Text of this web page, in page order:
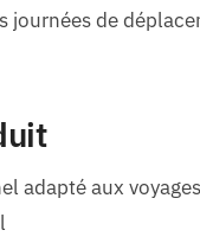
de
adapté aux